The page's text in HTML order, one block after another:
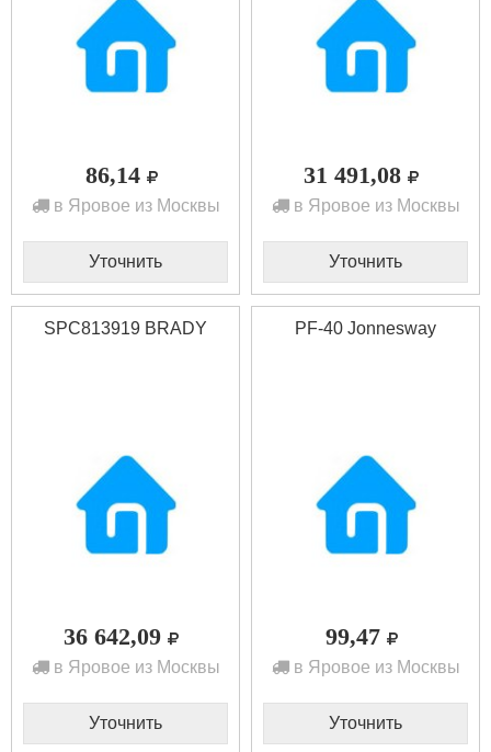
86,14
в Яровое из Москвы
Уточнить
31 491,08
в Яровое из Москвы
Уточнить
SPC813919 BRADY
36 642,09
в Яровое из Москвы
Уточнить
PF-40 Jonnesway
99,47
в Яровое из Москвы
Уточнить